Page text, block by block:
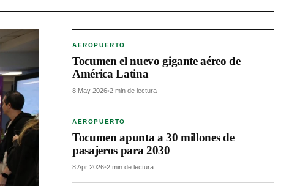
AEROPUERTO
Tocumen el nuevo gigante aéreo de
América Latina
8 May 2026•2 min de lectura
AEROPUERTO
Tocumen apunta a 30 millones de
pasajeros para 2030
8 Apr 2026•2 min de lectura